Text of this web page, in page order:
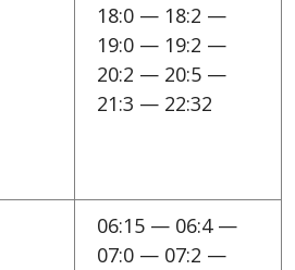
18:0 — 18:2 —
19:0 — 19:2 —
20:2 — 20:5 —
21:3 — 22:32
06:15 — 06:4 —
07:0 — 07:2 —